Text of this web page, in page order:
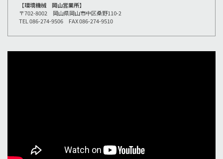
【環境機械 岡山営業所】
〒702-8002 岡山県岡山市中区桑野110-2
TEL 086-274-9506 FAX 086-274-9510